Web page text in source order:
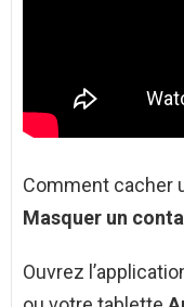
Comment cacher
Masquer un
Ouvrez